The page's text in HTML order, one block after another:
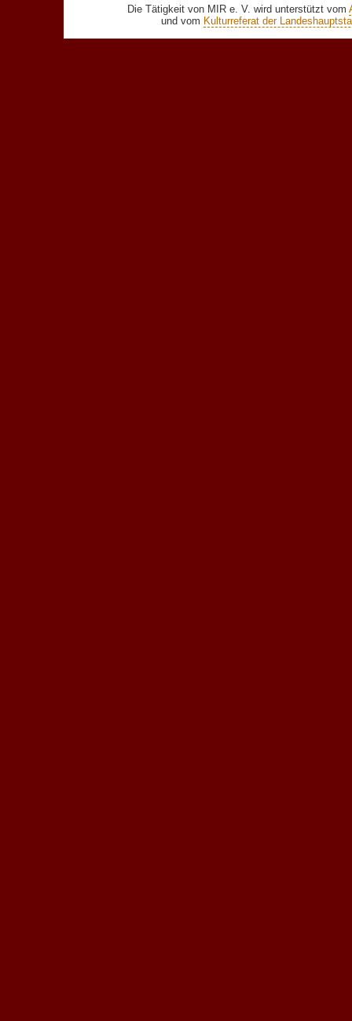
Die Tätigkeit von MIR e. V. wird unterstützt vom
und vom Kulturreferat der